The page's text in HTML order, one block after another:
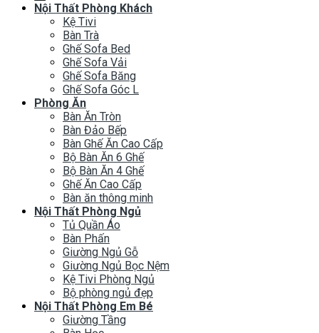
Nội Thất Phòng Khách
Kệ Tivi
Bàn Trà
Ghế Sofa Bed
Ghế Sofa Vải
Ghế Sofa Băng
Ghế Sofa Góc L
Phòng Ăn
Bàn Ăn Tròn
Bàn Đảo Bếp
Bàn Ghế Ăn Cao Cấp
Bộ Bàn Ăn 6 Ghế
Bộ Bàn Ăn 4 Ghế
Ghế Ăn Cao Cấp
Bàn ăn thông minh
Nội Thất Phòng Ngủ
Tủ Quần Áo
Bàn Phấn
Giường Ngủ Gỗ
Giường Ngủ Bọc Nệm
Kệ Tivi Phòng Ngủ
Bộ phòng ngủ đẹp
Nội Thất Phòng Em Bé
Giường Tầng